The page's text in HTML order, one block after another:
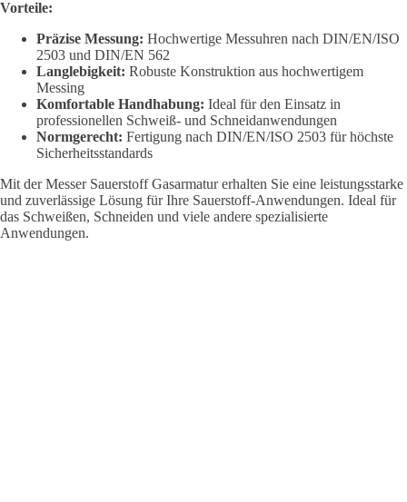
Vorteile:
Präzise Messung: Hochwertige Messuhren nach DIN/EN/ISO
2503 und DIN/EN 562
Langlebigkeit: Robuste Konstruktion aus hochwertigem
Messing
Komfortable Handhabung: Ideal für den Einsatz in
professionellen Schweiß- und Schneidanwendungen
Normgerecht: Fertigung nach DIN/EN/ISO 2503 für höchste
Sicherheitsstandards
Mit der Messer Sauerstoff Gasarmatur erhalten Sie eine leistungsstarke
und zuverlässige Lösung für Ihre Sauerstoff-Anwendungen. Ideal für
das Schweißen, Schneiden und viele andere spezialisierte
Anwendungen.